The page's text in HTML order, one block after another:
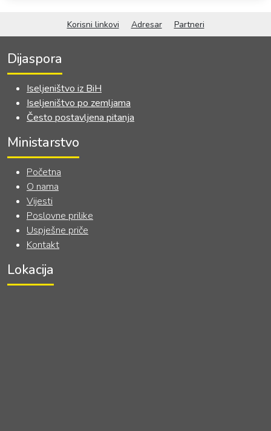
HERCEGOVINE
Korisni linkovi Adresar Partneri
Dijaspora
Iseljeništvo iz BiH
Iseljeništvo po zemljama
Često postavljena pitanja
Ministarstvo
Početna
O nama
Vijesti
Poslovne prilike
Uspješne priče
Kontakt
Lokacija